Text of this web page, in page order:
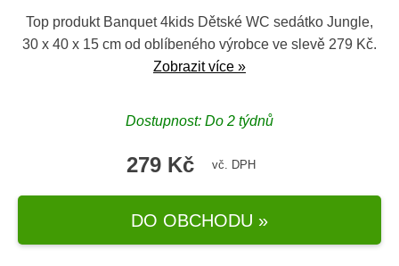
Top produkt Banquet 4kids Dětské WC sedátko Jungle,
30 x 40 x 15 cm od oblíbeného výrobce ve slevě 279 Kč.
Zobrazit více »
Dostupnost: Do 2 týdnů
279 Kč vč. DPH
DO OBCHODU »